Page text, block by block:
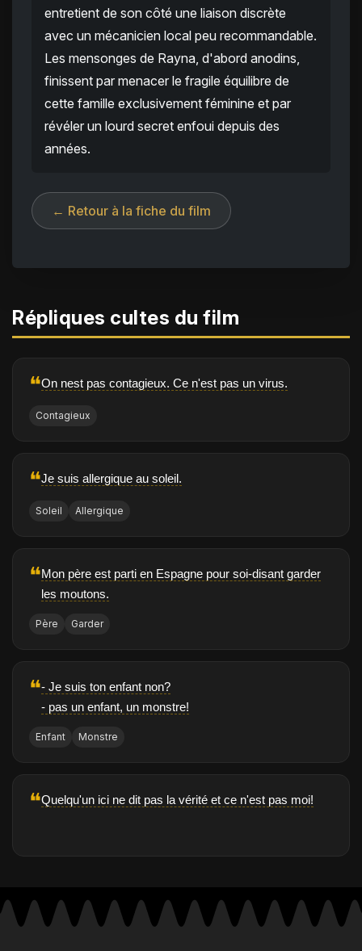
entretient de son côté une liaison discrète
avec un mécanicien local peu recommandable.
Les mensonges de Rayna, d'abord anodins,
finissent par menacer le fragile équilibre de
cette famille exclusivement féminine et par
révéler un lourd secret enfoui depuis des
années.
← Retour à la fiche du film
Répliques cultes du film
❝On nest pas contagieux. Ce n'est pas un virus.
Contagieux
❝Je suis allergique au soleil.
Soleil Allergique
❝Mon père est parti en Espagne pour soi-disant garder
les moutons.
Père Garder
❝- Je suis ton enfant non?
- pas un enfant, un monstre!
Enfant Monstre
❝Quelqu'un ici ne dit pas la vérité et ce n'est pas moi!